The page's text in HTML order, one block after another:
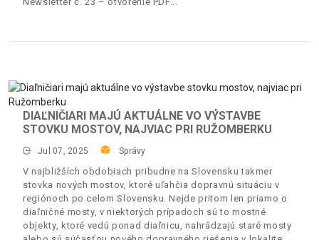
DIAĽNIČIARI MAJÚ AKTUÁLNE VO VÝSTAVBE
STOVKU MOSTOV, NAJVIAC PRI RUŽOMBERKU
Jul 07, 2025 Správy
V najbližších obdobiach pribudne na Slovensku takmer
stovka nových mostov, ktoré uľahčia dopravnú situáciu v
regiónoch po celom Slovensku. Nejde pritom len priamo o
diaľničné mosty, v niektorých prípadoch sú to mostné
objekty, ktoré vedú ponad diaľnicu, nahrádzajú staré mosty